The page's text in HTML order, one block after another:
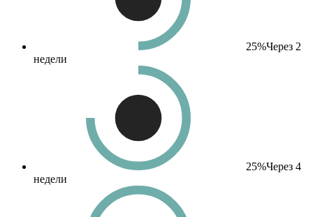
25%Через 2
недели
25%Через 4
недели